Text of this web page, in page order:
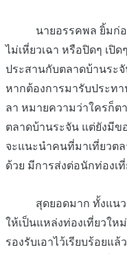
นายอรรคพล ยิ้มก่อน
ไม่เหี่ยวเฉา หรือปิดๆ เปิ
ประสานกับตลาดบ้านระ
หากต้องการมารับประท
ลา หมายความว่าใครก็ต
ตลาดบ้านระจัน แต่ยังมีข
จะแนะนำคนที่มาเที่ยวต
ด้วย มีการส่งต่อนักท่องเ
สุดยอดมาก ทั้งแนวคิด
ให้เป็นแหล่งท่องเที่ยวใ
รองรับเอาไว้เรียบร้อยแ